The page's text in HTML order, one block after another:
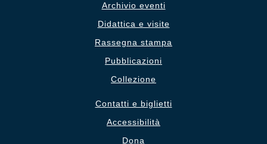
Archivio eventi
Didattica e visite
Rassegna stampa
Pubblicazioni
Collezione
Contatti e biglietti
Accessibilità
Dona